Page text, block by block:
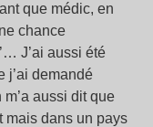
que médic, en
chance
J’ai aussi été
j’ai demandé
aussi dit que
mais dans un pays